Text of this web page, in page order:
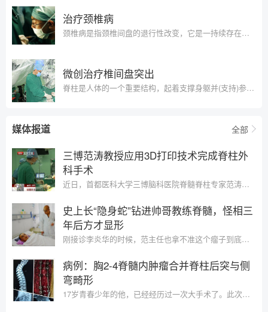
治疗颈椎病
颈椎病是指颈椎间盘的退行性改变，它是一持续存在的自然过程。退行性病变的过程表现为相对的无症状或偶然发生的轻微表
微创治疗椎间盘突出
脊柱是人体的一个重要结构，起着支撑身躯并(支持)参与人体各种运动和身躯活动。脊柱和椎体的各部分结构都是为了维护躯
媒体报道 全部
三博范涛教授应用3D打印技术完成脊柱外
科手术
近日，首都医科大学三博脑科医院脊髓脊柱专家范涛教授运用3D打印成功为一名寰枢椎脱位的患者实施手术，范涛教授介绍，
史上长“隐身蛇”钻进帅哥教练脊髓，怪相三
年后方才显形
刚接诊李炎华的时候，范主任也拿不准这个瘤子到底是什么性质。CT看不清楚，造影剂打进去也不明显，核磁看不出来形态。
病例：胸2-4脊髓内肿瘤合并脊柱后突与侧
弯畸形
17岁青春少年的他，已经经历过一次大手术了。此次肿瘤复发、脊柱畸形让他和家人再次承受磨难。我们选择复发脊髓内肿瘤